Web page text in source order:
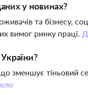
у новинах?
та бізнесу,
вимог ринку праці.
зменшує тіньовий